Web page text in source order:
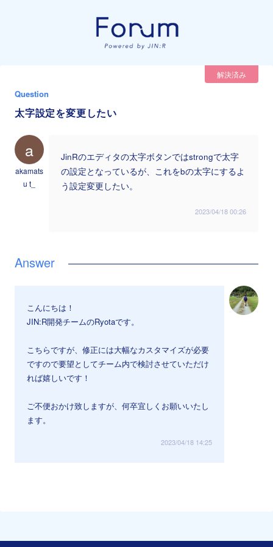
解決済み
Question
太字設定を変更したい
a
akamats
u t_
JinRのエディタの太字ボタンではstrongで太字
の設定となっているが、これをbの太字にするよ
う設定変更したい。
2023/04/18 00:26
こんにちは！
JIN:R開発チームのRyotaです。
こちらですが、修正には大幅なカスタマイズが必要
ですので要望としてチーム内で検討させていただけ
れば嬉しいです！
ご不便おかけ致しますが、何卒宜しくお願いいたし
ます。
2023/04/18 14:25